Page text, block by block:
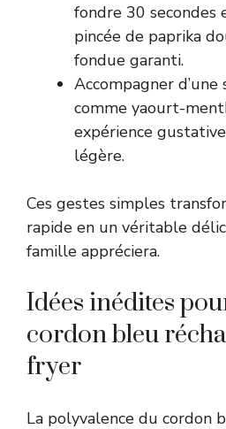
fondre 30 secondes
pincée de paprika
fondue garanti.
Accompagner d’une
comme yaourt-
expérience
légère.
Ces gestes simples
rapide en un véritable
famille appréciera.
Idées inédites
cordon bleu
fryer
La polyvalence du cordon